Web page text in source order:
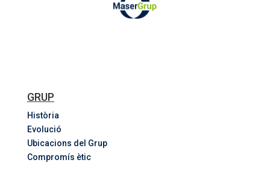
GRUP
Història
Evolució
Ubicacions del Grup
Compromís ètic